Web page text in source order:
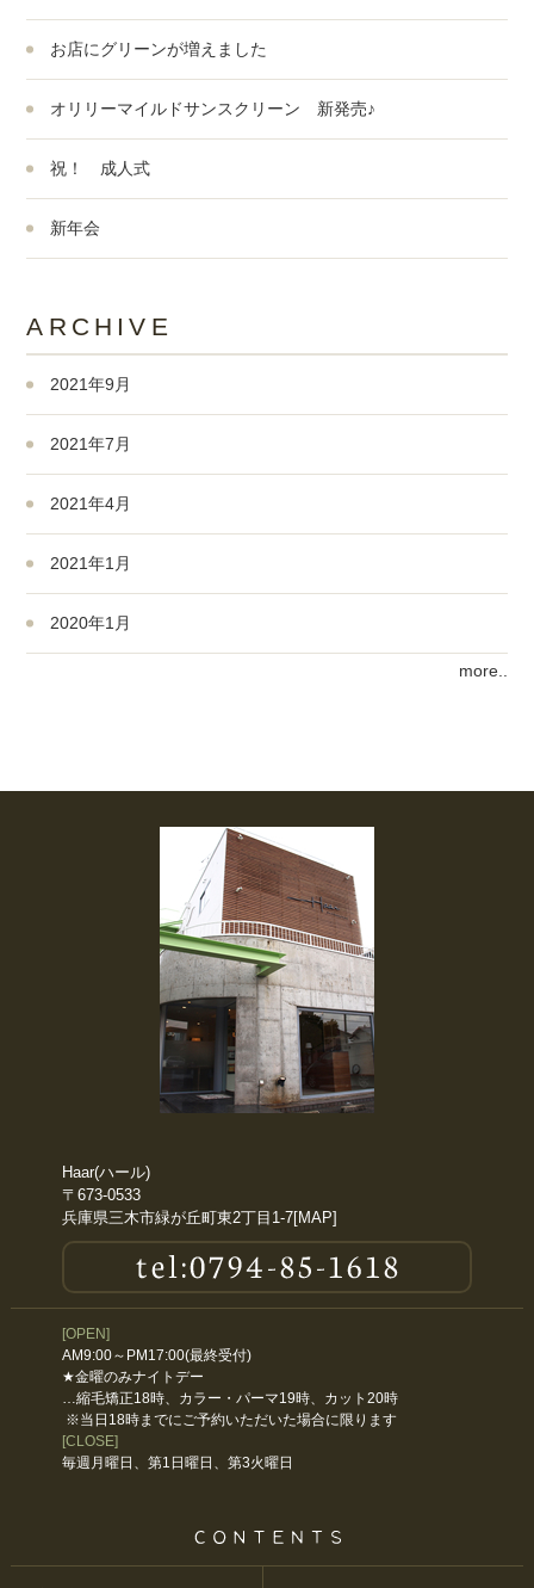
お店にグリーンが増えました
オリリーマイルドサンスクリーン 新発売♪
祝！ 成人式
新年会
ARCHIVE
2021年9月
2021年7月
2021年4月
2021年1月
2020年1月
2016年10月
2016年5月
2016年4月
more..
Haar(ハール)
〒673-0533
兵庫県三木市緑が丘町東2丁目1-7[MAP]
[OPEN]
AM9:00～PM17:00(最終受付)
★金曜のみナイトデー
…縮毛矯正18時、カラー・パーマ19時、カット20時
※当日18時までにご予約いただいた場合に限ります
[CLOSE]
毎週月曜日、第1日曜日、第3火曜日